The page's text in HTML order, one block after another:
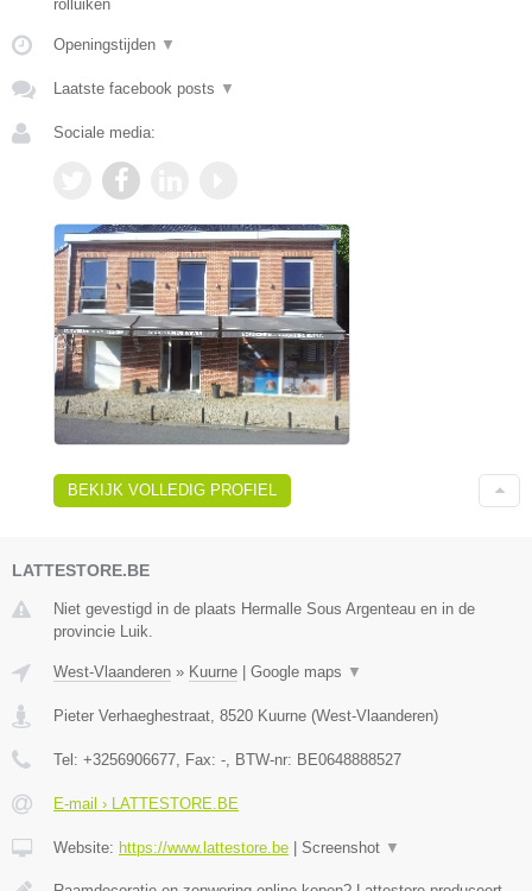
rolluiken
Openingstijden ▼
Laatste facebook posts ▼
Sociale media:
BEKIJK VOLLEDIG PROFIEL
LATTESTORE.BE
Niet gevestigd in de plaats Hermalle Sous Argenteau en in de
provincie Luik.
West-Vlaanderen » Kuurne Google maps ▼
Pieter Verhaeghestraat, 8520 Kuurne (West-Vlaanderen)
Tel: +3256906677, Fax: -, BTW-nr: BE0648888527
E-mail › LATTESTORE.BE
Website: https://www.lattestore.be Screenshot ▼